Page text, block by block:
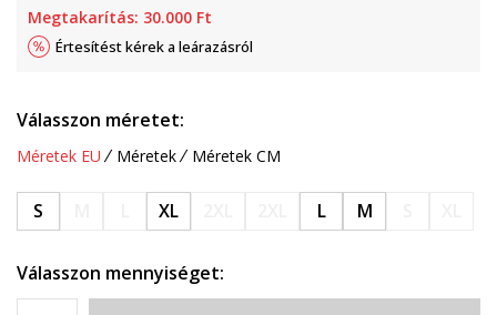
Megtakarítás: 30.000 Ft
Értesítést kérek a leárazásról
Válasszon méretet:
Méretek EU Méretek Méretek CM
S XL L M
Válasszon mennyiséget: